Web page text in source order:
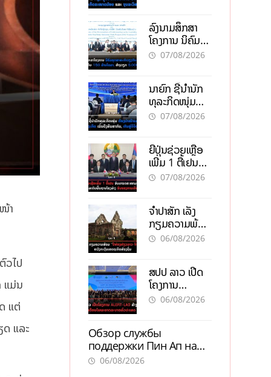
າ
ວໄປ
ແມ່ນ
ແຕ່
ດ ແລະ
ແລະ ຈຸນລະ
ວິສາຫະກິດ
ລົງນາມສຶກສາ
ໂຄງການ ນິຄົມ
ອຸດສາຫະກຳ
150 ລ້ານໂດລາ,
ສ້າງວຽກ 5.000
ຕຳແໜ່ງ
07/08/2026
ນາຍົກ ຊີ້ນຳນັກ
ທຸລະກິດໜຸ່ມ
ຕ້ອງນຳໜ້າແກ້
ສາກົນ, ຫັນສູ່ດິຈິ
ຕອນ
07/08/2026
ຍີ່ປຸ່ນຊ່ວຍເຫຼືອ
ເພີ່ມ 1 ຕື້ເຢນ
ອັບເກຣດ
ເຕີບໂຕ
07/08/2026
ຈຳປາສັກ ເລັ່ງ
ກຽມຄວາມພ້ອມ
“ປີທ່ອງທ່ຽວ
ເສດຖະກິດ
ທ້ອງຖິ່ນ
06/08/2026
ສປປ ລາວ ເປີດ
ໂຄງການ
ALERT-LAO
ລະບາດທົ່ວ
ປະເທດ
06/08/2026
Обзор службы
поддержки Пин Ап на
официальном сайте с
06/08/2026